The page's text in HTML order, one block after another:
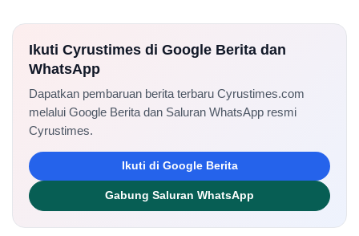
Ikuti Cyrustimes di Google Berita dan
WhatsApp
Dapatkan pembaruan berita terbaru Cyrustimes.com
melalui Google Berita dan Saluran WhatsApp resmi
Cyrustimes.
Ikuti di Google Berita
Gabung Saluran WhatsApp